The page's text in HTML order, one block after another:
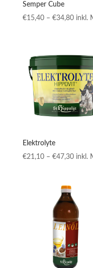
Semper Cube
€15,40 – €34,80 inkl.
Elektrolyte
€21,10 – €47,30 inkl.